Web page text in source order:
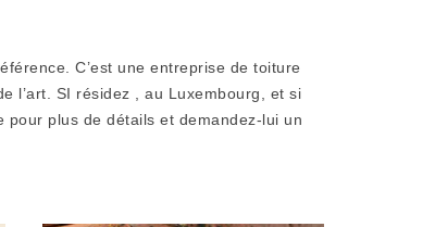
C’est une entreprise de toiture
l’art. SI résidez , au Luxembourg, et si
plus de détails et demandez-lui un